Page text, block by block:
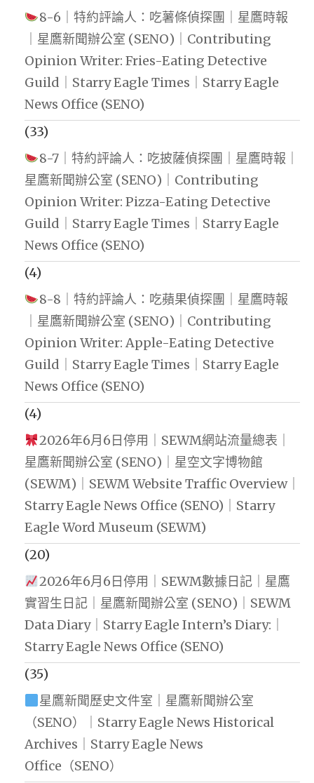
8-6｜特約評論人：吃薯條偵探團｜星鷹時報
｜星鷹新聞辦公室 (SENO)｜Contributing
Opinion Writer: Fries-Eating Detective
Guild｜Starry Eagle Times｜Starry Eagle
News Office (SENO)
(33)
8-7｜特約評論人：吃披薩偵探團｜星鷹時報｜
星鷹新聞辦公室 (SENO)｜Contributing
Opinion Writer: Pizza-Eating Detective
Guild｜Starry Eagle Times｜Starry Eagle
News Office (SENO)
(4)
8-8｜特約評論人：吃蘋果偵探團｜星鷹時報
｜星鷹新聞辦公室 (SENO)｜Contributing
Opinion Writer: Apple-Eating Detective
Guild｜Starry Eagle Times｜Starry Eagle
News Office (SENO)
(4)
2026年6月6日停用｜SEWM網站流量總表｜
星鷹新聞辦公室 (SENO)｜星空文字博物館
(SEWM)｜SEWM Website Traffic Overview｜
Starry Eagle News Office (SENO)｜Starry
Eagle Word Museum (SEWM)
(20)
2026年6月6日停用｜SEWM數據日記｜星鷹
實習生日記｜星鷹新聞辦公室 (SENO)｜SEWM
Data Diary｜Starry Eagle Intern’s Diary:｜
Starry Eagle News Office (SENO)
(35)
星鷹新聞歷史文件室｜星鷹新聞辦公室
（SENO）｜Starry Eagle News Historical
Archives｜Starry Eagle News
Office（SENO）